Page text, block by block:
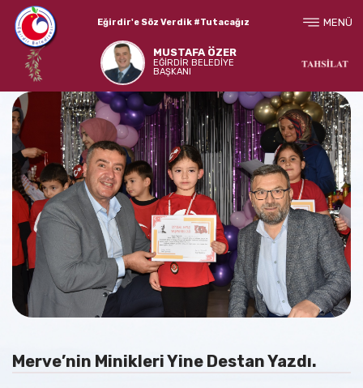
Eğirdir'e Söz Verdik #Tutacağız
MUSTAFA ÖZER
EĞİRDİR BELEDİYE
BAŞKANI
MENÜ
Merve’nin Minikleri Yine Destan Yazdı.